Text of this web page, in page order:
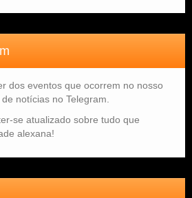
dos eventos que ocorrem no nosso
notícias no Telegram.
se atualizado sobre tudo que
alexana!